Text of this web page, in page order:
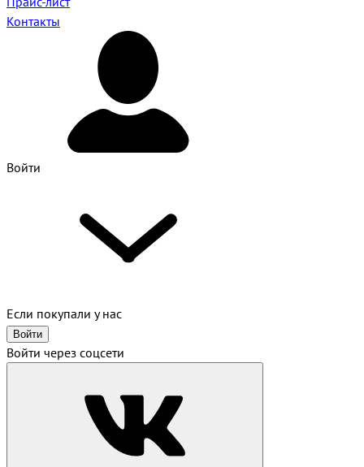
Контакты
Войти
Если покупали у нас
Войти
Войти через соцсети